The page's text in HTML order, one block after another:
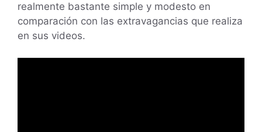
realmente bastante simple y modesto en
comparación con las extravagancias que realiza
en sus videos.